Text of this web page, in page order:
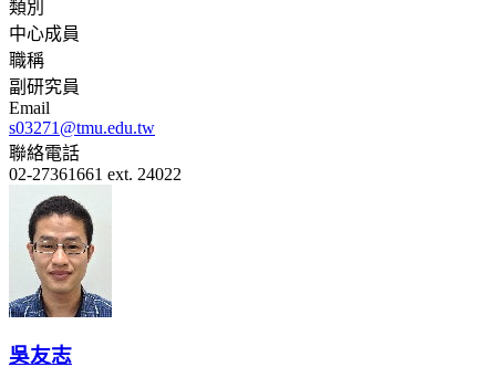
類別
中心成員
職稱
副研究員
Email
s03271@tmu.edu.tw
聯絡電話
02-27361661 ext. 24022
吳友志